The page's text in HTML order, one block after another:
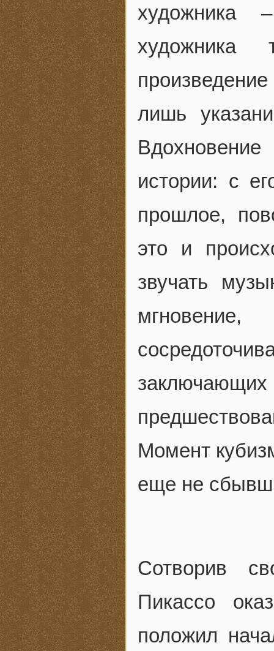
художника
художника
лишь
истории: с
прошлое,
это и
звучать
заключающих
Момент
еще не
Сотворив
Пикассо
положил